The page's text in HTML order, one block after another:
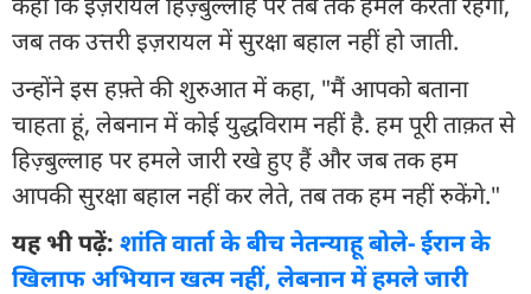
जब तक उत्तरी इज़रायल में सुरक्षा बहाल नहीं हो जाती.
उन्होंने इस हफ़्ते की शुरुआत में कहा, "मैं आपको बताना
चाहता हूं, लेबनान में कोई युद्धविराम नहीं है. हम पूरी ताक़त से
हिज़्बुल्लाह पर हमले जारी रखे हुए हैं और जब तक हम
आपकी सुरक्षा बहाल नहीं कर लेते, तब तक हम नहीं रुकेंगे."
यह भी पढ़ें: शांति वार्ता के बीच नेतन्याहू बोले- ईरान के
खिलाफ अभियान खत्म नहीं, लेबनान में हमले जारी